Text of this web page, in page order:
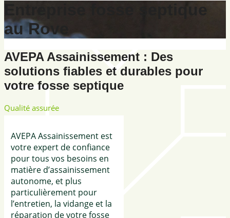
Entreprise fosse septique
au Rove
AVEPA Assainissement : Des
solutions fiables et durables pour
votre fosse septique
Qualité assurée
AVEPA Assainissement est
votre expert de confiance
pour tous vos besoins en
matière d’assainissement
autonome, et plus
particulièrement pour
l’entretien, la vidange et la
réparation de votre fosse